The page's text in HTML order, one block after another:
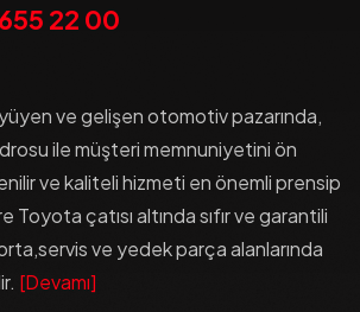
22 00
ve gelişen otomotiv pazarında,
ile müşteri memnuniyetini ön
ve kaliteli hizmeti en önemli prensip
Toyota çatısı altında sıfır ve garantili
ve yedek parça alanlarında
[Devamı]